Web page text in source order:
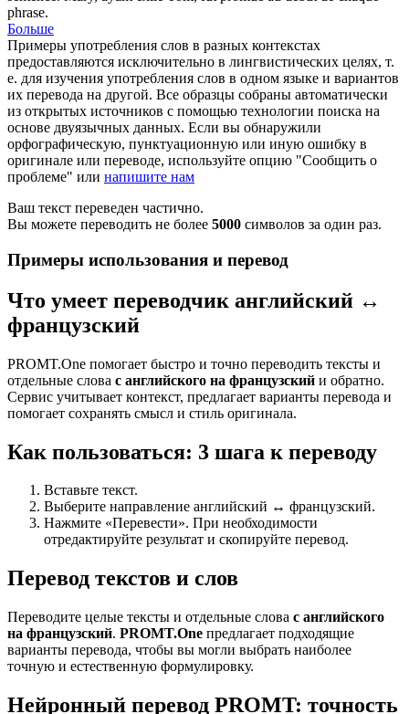
phrase.
Больше
Примеры употребления слов в разных контекстах
предоставляются исключительно в лингвистических целях, т.
е. для изучения употребления слов в одном языке и вариантов
их перевода на другой. Все образцы собраны автоматически
из открытых источников с помощью технологии поиска на
основе двуязычных данных. Если вы обнаружили
орфографическую, пунктуационную или иную ошибку в
оригинале или переводе, используйте опцию "Сообщить о
проблеме" или напишите нам
Ваш текст переведен частично.
Вы можете переводить не более 5000 символов за один раз.
Примеры использования и перевод
Что умеет переводчик английский ↔
французский
PROMT.One помогает быстро и точно переводить тексты и
отдельные слова с английского на французский и обратно.
Сервис учитывает контекст, предлагает варианты перевода и
помогает сохранять смысл и стиль оригинала.
Как пользоваться: 3 шага к переводу
Вставьте текст.
Выберите направление английский ↔ французский.
Нажмите «Перевести». При необходимости
отредактируйте результат и скопируйте перевод.
Перевод текстов и слов
Переводите целые тексты и отдельные слова с английского
на французский. PROMT.One предлагает подходящие
варианты перевода, чтобы вы могли выбрать наиболее
точную и естественную формулировку.
Нейронный перевод PROMT: точность